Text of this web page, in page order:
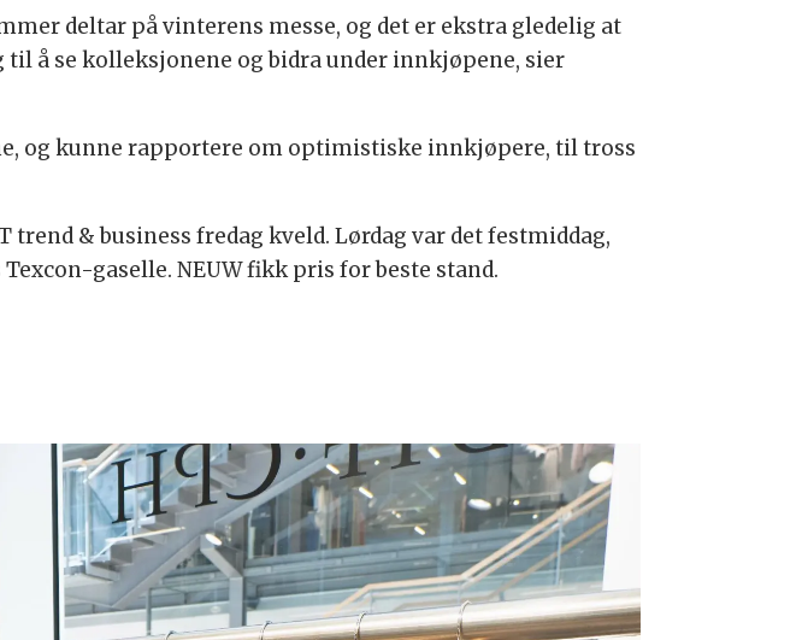
deltar på vinterens messe, og det er ekstra gledelig at
å se kolleksjonene og bidra under innkjøpene, sier
og kunne rapportere om optimistiske innkjøpere, til tross
trend & business fredag kveld. Lørdag var det festmiddag,
gaselle. NEUW fikk pris for beste stand.